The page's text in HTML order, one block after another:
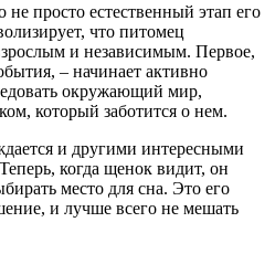
просто естественный этап его
что питомец
и независимым. Первое,
– начинает активно
окружающий мир,
который заботится о нем.
и другими интересными
когда щенок видит, он
место для сна. Это его
и лучше всего не мешать